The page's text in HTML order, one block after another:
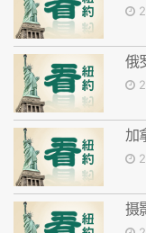
俄
加
摄